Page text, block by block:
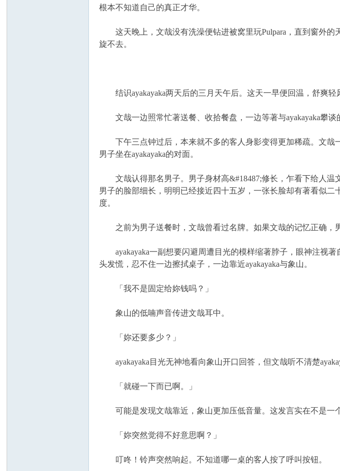
根本不知道自己的真正才华。
这天晚上，文哉没有洗澡便钻进被窝里玩Pulpara，直到窗外的
旋不去。
结识ayakayaka两天后的三月天午后。这天一早便回温，舒爽轻
文哉一边照常忙著送餐、收拾餐盘，一边等著与ayakayaka攀谈
下午三点钟过后，本来就不多的客人身影变得更加稀疏。文哉
男子坐在ayakayaka的对面。
文哉认得那名男子。男子身材高&#18487;修长，乍看下给人温
男子的脸部细长，明明已经接近四十五岁，一张长脸却有著看似
度。
之前为男子送餐时，文哉曾看过名牌。如果文哉的记忆正确，
ayakayaka一副想要闪避周遭目光的模样缩著脖子，眼神注视著
头发慌，忍不住一边擦拭桌子，一边靠近ayakayaka与象山。
「我不是固定给妳钱吗？」
象山的低喃声音传进文哉耳中。
「妳还要多少？」
ayakayaka目光无神地看向象山开口回答，但文哉听不清楚
「就碰一下而已啊。」
可能是发现文哉靠近，象山更加压低音量。这发言实在不是一
「妳突然觉得不好意思啊？」
叮咚！铃声突然响起。不知道哪一桌的客人按了呼叫按钮。